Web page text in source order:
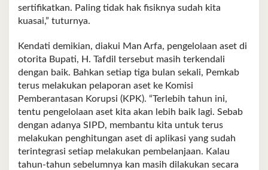
sertifikatkan. Paling tidak hak fisiknya sudah kita
kuasai,” tuturnya.
Kendati demikian, diakui Man Arfa, pengelolaan aset di
otorita Bupati, H. Tafdil tersebut masih terkendali
dengan baik. Bahkan setiap tiga bulan sekali, Pemkab
terus melakukan pelaporan aset ke Komisi
Pemberantasan Korupsi (KPK). “Terlebih tahun ini,
tentu pengelolaan aset kita akan lebih baik lagi. Sebab
dengan adanya SIPD, membantu kita untuk terus
melakukan penghitungan aset di aplikasi yang sudah
terintegrasi setiap melakukan pembelanjaan. Kalau
tahun-tahun sebelumnya kan masih dilakukan secara